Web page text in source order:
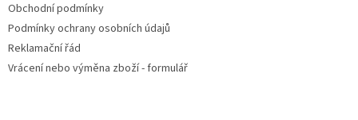
Obchodní podmínky
Podmínky ochrany osobních údajů
Reklamační řád
Vrácení nebo výměna zboží - formulář